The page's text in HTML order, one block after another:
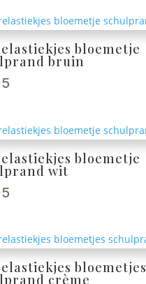
bloemetje
bruin
bloemetje
wit
bloemetjes
crème